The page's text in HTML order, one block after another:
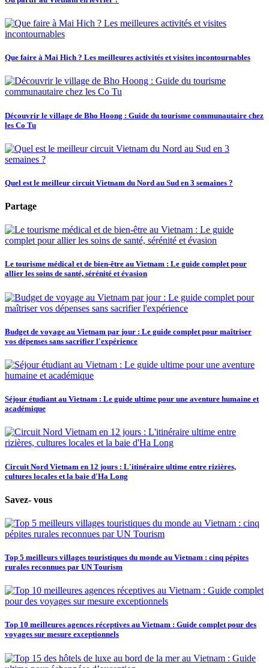
Que faire à Mai Hich ? Les meilleures activités et visites incontournables
Découvrir le village de Bho Hoong : Guide du tourisme communautaire chez
les Co Tu
Quel est le meilleur circuit Vietnam du Nord au Sud en 3 semaines ?
Partage
Le tourisme médical et de bien-être au Vietnam : Le guide complet pour
allier les soins de santé, sérénité et évasion
Budget de voyage au Vietnam par jour : Le guide complet pour maîtriser
vos dépenses sans sacrifier l'expérience
Séjour étudiant au Vietnam : Le guide ultime pour une aventure humaine et
académique
Circuit Nord Vietnam en 12 jours : L'itinéraire ultime entre rizières,
cultures locales et la baie d'Ha Long
Savez- vous
Top 5 meilleurs villages touristiques du monde au Vietnam : cinq pépites
rurales reconnues par UN Tourism
Top 10 meilleures agences réceptives au Vietnam : Guide complet pour des
voyages sur mesure exceptionnels